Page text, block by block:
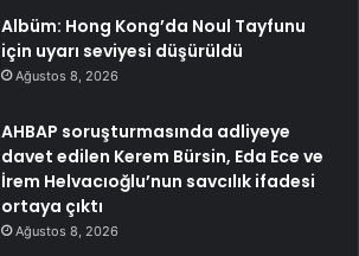
Albüm: Hong Kong’da Noul Tayfunu
için uyarı seviyesi düşürüldü
Ağustos 8, 2026
AHBAP soruşturmasında adliyeye
davet edilen Kerem Bürsin, Eda Ece ve
İrem Helvacıoğlu’nun savcılık ifadesi
ortaya çıktı
Ağustos 8, 2026